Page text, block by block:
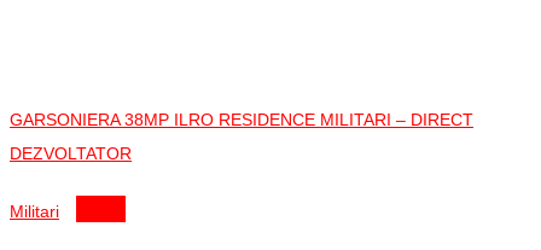
GARSONIERA 38MP ILRO RESIDENCE MILITARI – DIRECT
DEZVOLTATOR
Militari